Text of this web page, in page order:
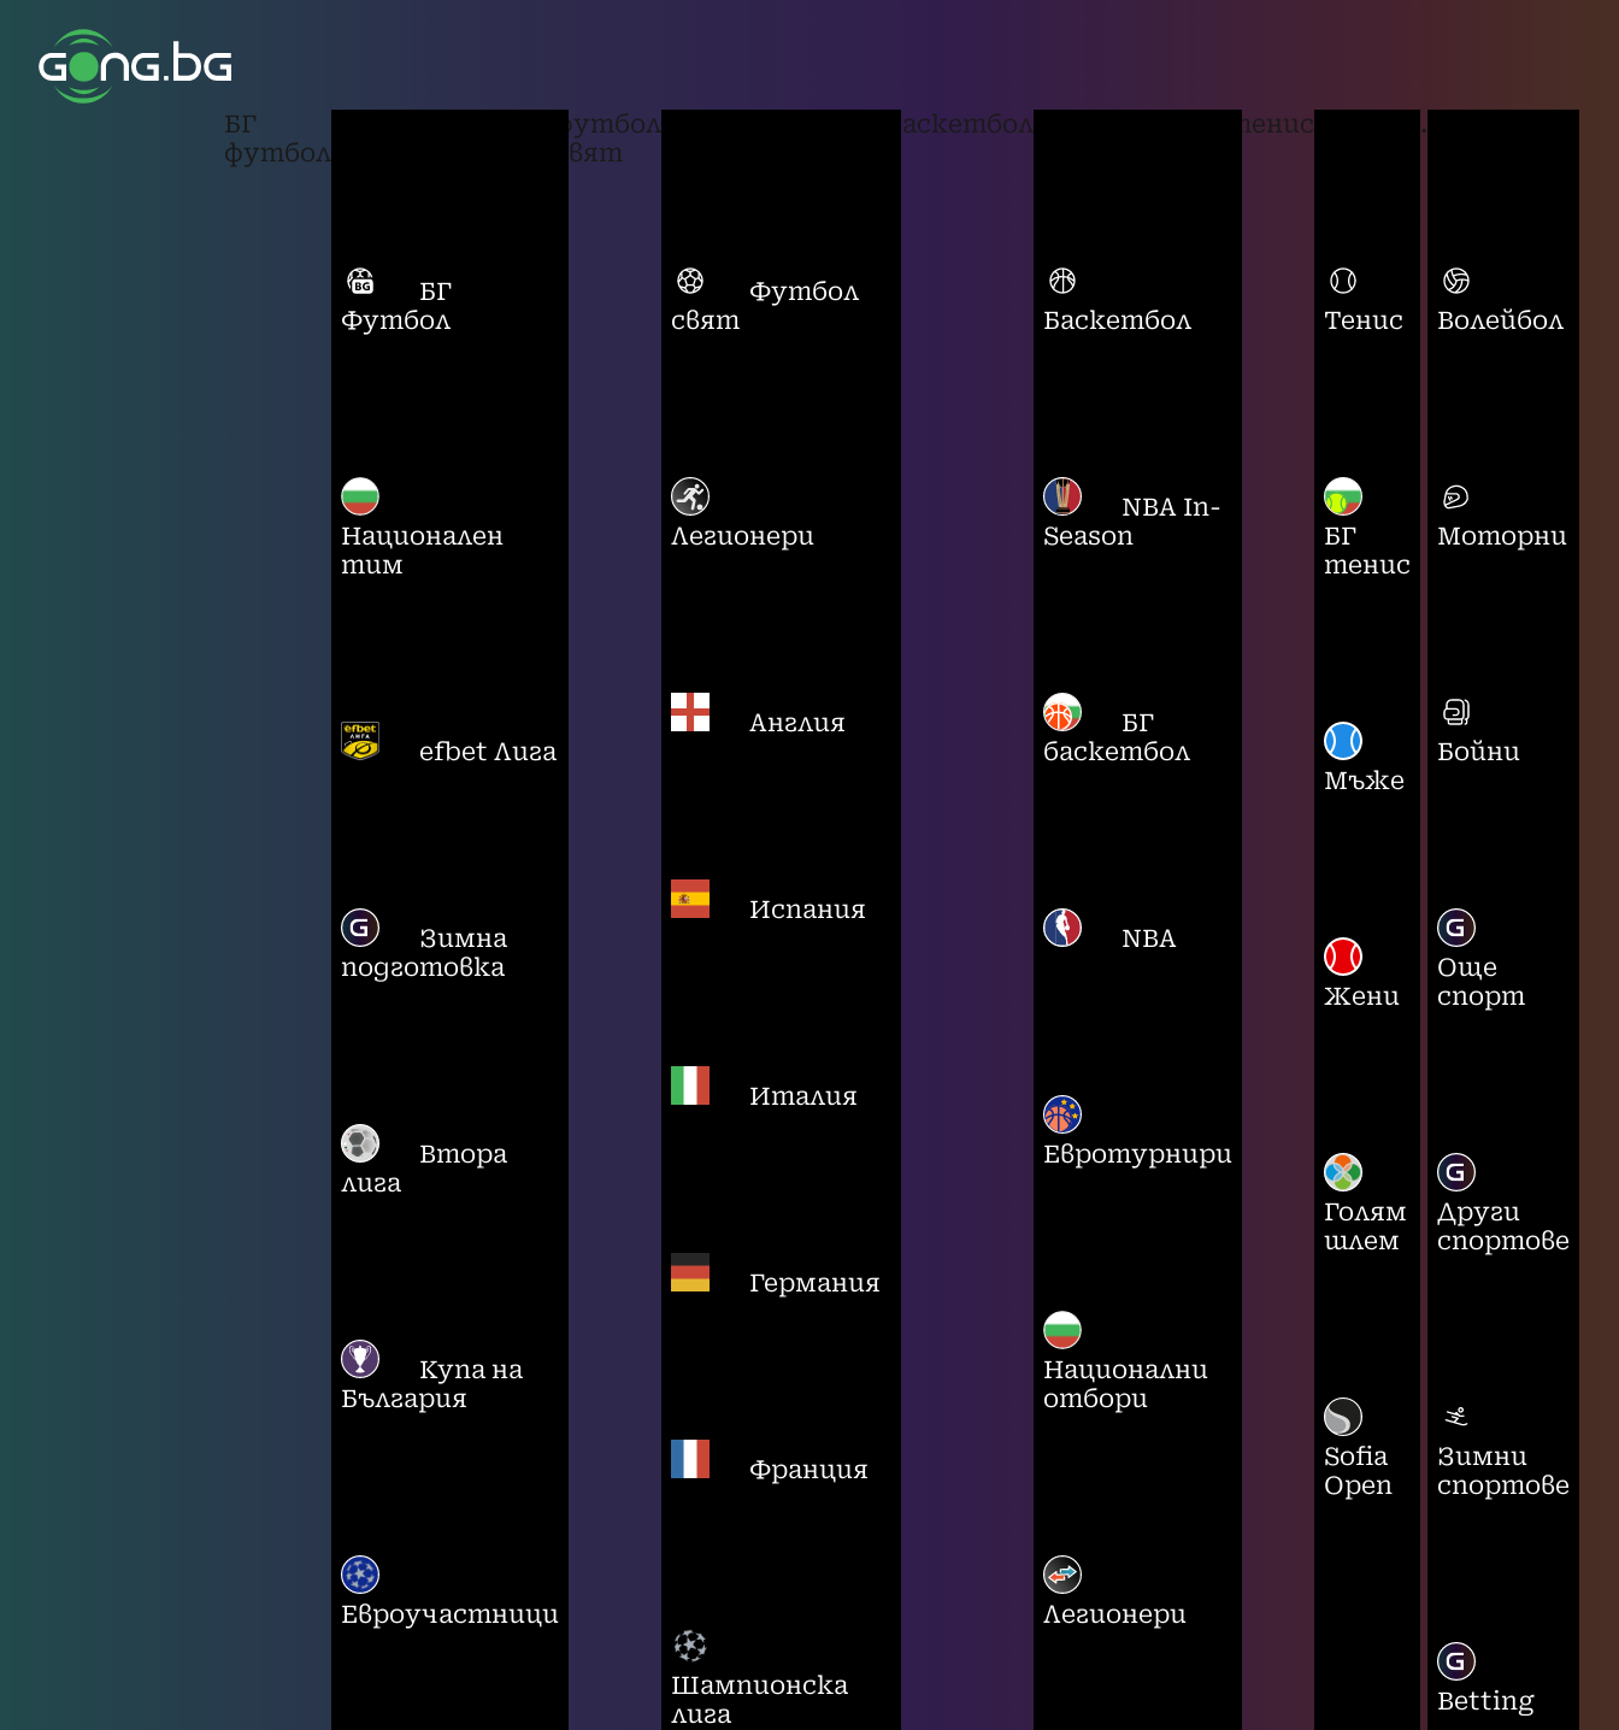
БГ
футбол
БГ
Футбол
Национален
тим
efbet Лига
Зимна
подготовка
Втора
лига
Купа на
България
Евроучастници
футбол
свят
Футбол
свят
Легионери
Англия
Испания
Италия
Германия
Франция
Шампионска
лига
баскетбол
Баскетбол
NBA In-
Season
БГ
баскетбол
NBA
Евротурнири
Национални
отбори
Легионери
тенис
Тенис
БГ
тенис
Мъже
Жени
Голям
шлем
Sofia
Open
...
Волейбол
Моторни
Бойни
Още
спорт
Други
спортове
Зимни
спортове
Betting